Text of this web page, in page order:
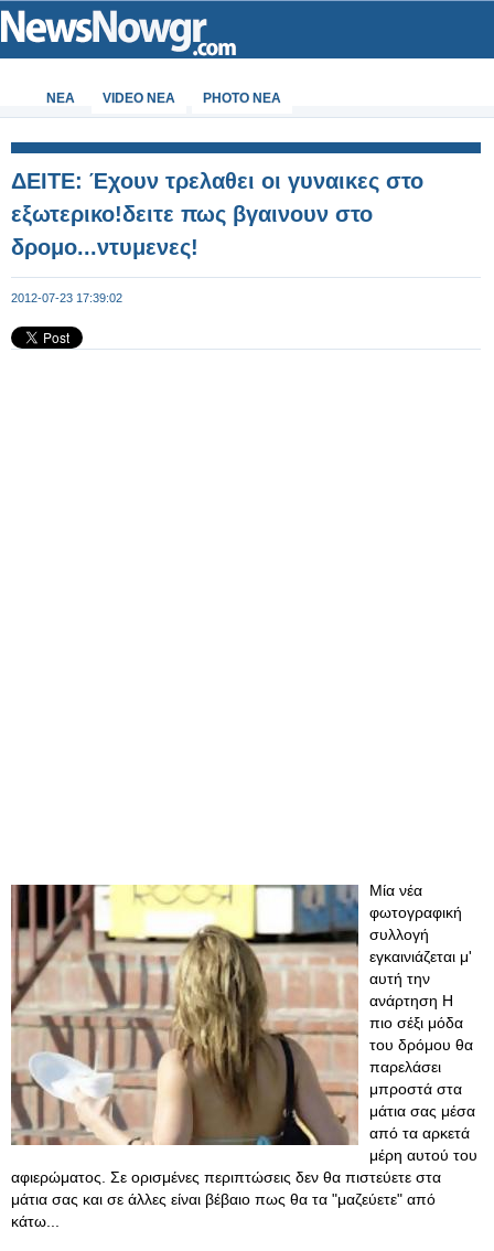
ΝΕΑ VIDEO NEA PHOTO NEA
ΔΕΙΤΕ: Έχουν τρελαθει οι γυναικες στο
εξωτερικο!δειτε πως βγαινουν στο
δρομο...ντυμενες!
2012-07-23 17:39:02
Μία νέα
φωτογραφική
συλλογή
εγκαινιάζεται μ'
αυτή την
ανάρτηση Η
πιο σέξι μόδα
του δρόμου θα
παρελάσει
μπροστά στα
μάτια σας μέσα
από τα αρκετά
μέρη αυτού του
αφιερώματος. Σε ορισμένες περιπτώσεις δεν θα πιστεύετε στα
μάτια σας και σε άλλες είναι βέβαιο πως θα τα "μαζεύετε" από
κάτω...